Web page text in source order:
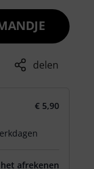
delen
€ 5,90
afrekenen